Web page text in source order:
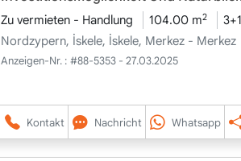
Zu vermieten - Handlung 104.00 m2 3+1
Nordzypern, İskele, İskele, Merkez - Merkez
Anzeigen-Nr. : #88-5353 - 27.03.2025
Kontakt Nachricht Whatsapp